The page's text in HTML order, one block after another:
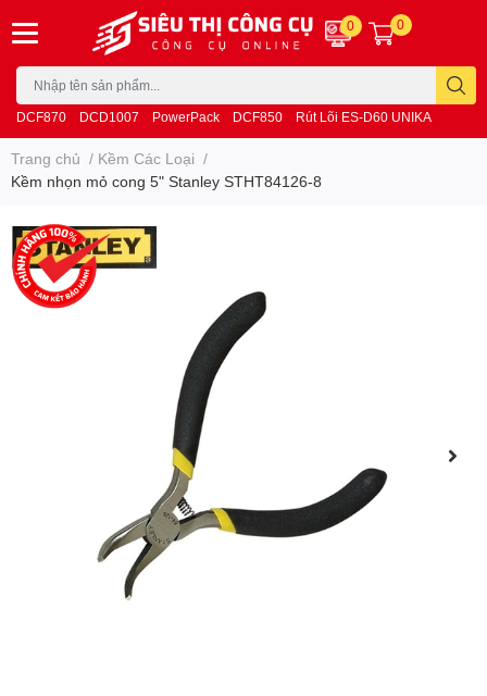
DCF870 DCD1007 PowerPack DCF850 Rút Lõi ES-D60 UNIKA
0 0
Trang chủ / Kềm Các Loại /
Kềm nhọn mỏ cong 5" Stanley STHT84126-8